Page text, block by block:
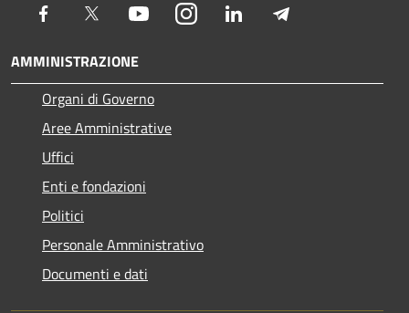
Facebook Twitter YoutubeInstagram LinkedIn
AMMINISTRAZIONE
Organi di Governo
Aree Amministrative
Uffici
Enti e fondazioni
Politici
Personale Amministrativo
Documenti e dati